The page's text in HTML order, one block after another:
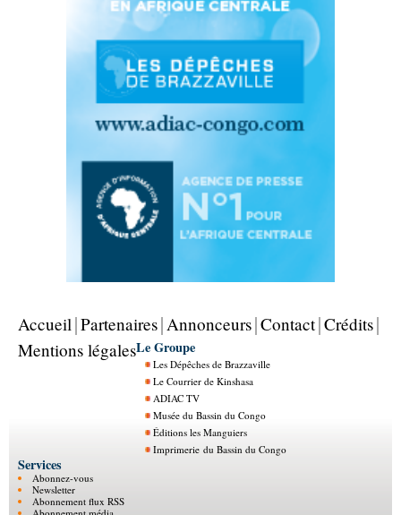
Accueil Partenaires Annonceurs Contact Crédits
Mentions légalesLe Groupe
Les Dépêches de Brazzaville
Le Courrier de Kinshasa
ADIAC TV
Musée du Bassin du Congo
Éditions les Manguiers
Imprimerie du Bassin du Congo
Services
Abonnez-vous
Newsletter
Abonnement flux RSS